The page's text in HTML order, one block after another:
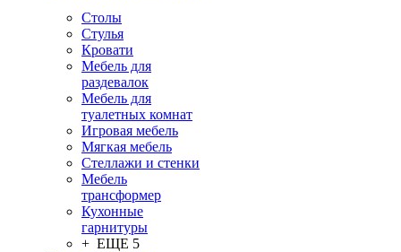
Столы
Cтулья
Кровати
Мебель для
раздевалок
Мебель для
туалетных комнат
Игровая мебель
Мягкая мебель
Стеллажи и стенки
Мебель
трансформер
Кухонные
гарнитуры
+ ЕЩЕ 5